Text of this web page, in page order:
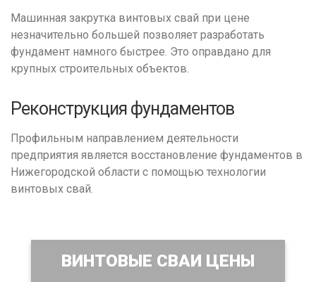
Машинная закрутка винтовых свай при цене
незначительно большей позволяет разработать
фундамент намного быстрее. Это оправдано для
крупных строительных объектов.
Реконструкция фундаментов
Профильным направлением деятельности
предприятия является восстановление фундаментов в
Нижегородской области с помощью технологии
винтовых свай.
ВИНТОВЫЕ СВАИ ЦЕНЫ